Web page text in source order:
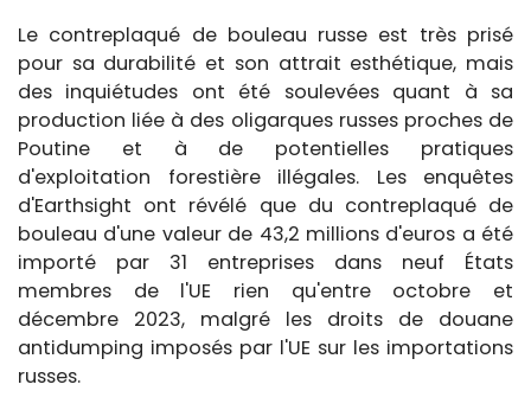
Le contreplaqué de bouleau russe est très prisé
pour sa durabilité et son attrait esthétique, mais
des inquiétudes ont été soulevées quant à sa
production liée à des oligarques russes proches de
Poutine et à de potentielles pratiques
d'exploitation forestière illégales. Les enquêtes
d'Earthsight ont révélé que du contreplaqué de
bouleau d'une valeur de 43,2 millions d'euros a été
importé par 31 entreprises dans neuf États
membres de l'UE rien qu'entre octobre et
décembre 2023, malgré les droits de douane
antidumping imposés par l'UE sur les importations
russes.